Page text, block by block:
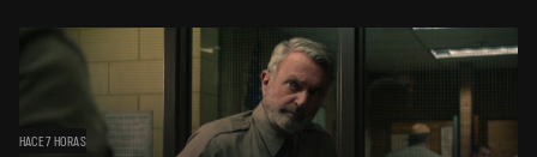
HACE 7 HORAS